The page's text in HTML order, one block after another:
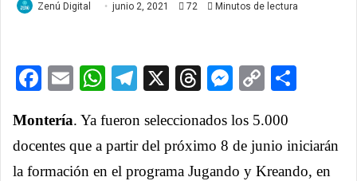
Zenú Digital junio 2, 2021 72 Minutos de lectura
Facebook
EmailWhatsApp
Telegram
X ThreadsCopy
Montería. Ya fueron seleccionados los 5.000
docentes que a partir del próximo 8 de junio iniciarán
la formación en el programa Jugando y Kreando, en